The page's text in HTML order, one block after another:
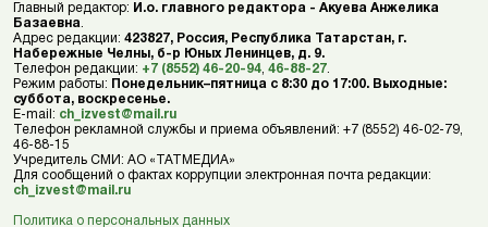
Главный редактор: И.о. главного редактора - Акуева Анжелика
Базаевна
Адрес редакции: 423827, Россия, Республика Татарстан, г.
Набережные Челны, б-р Юных Ленинцев, д. 9.
Телефон редакции: +7 (8552) 46-20-94 46-88-27
Режим работы: Понедельник–пятница с 8:30 до 17:00. Выходные:
суббота, воскресенье.
E-mail: ch_izvest@mail.ru
Телефон рекламной службы и приема объявлений: +7 (8552) 46-02-79,
46-88-15
Учредитель СМИ: АО «ТАТМЕДИА»
Для сообщений о фактах коррупции электронная почта редакции:
ch_izvest@mail.ru
Политика о персональных данных